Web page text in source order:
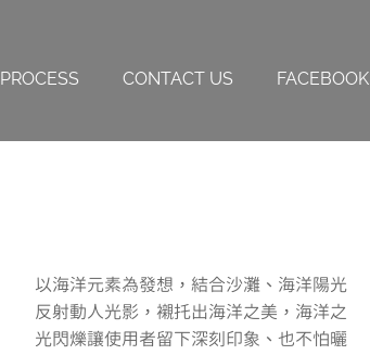
PROCESS CONTACT US FACEBOOK
以海洋元素為發想，結合沙灘、海洋陽光
反射動人光影，襯托出海洋之美，海洋之
光閃爍讓使用者留下深刻印象、也不怕曬